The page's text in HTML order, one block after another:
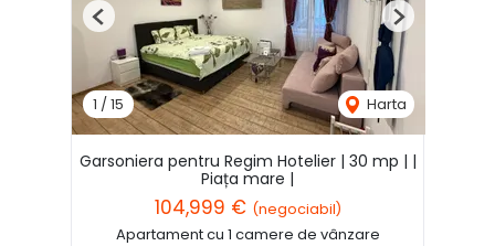
1 / 15 Harta
Previous Next
Garsoniera pentru Regim Hotelier | 30 mp | |
Piața mare |
104,999 € (negociabil)
Apartament cu 1 camere de vânzare